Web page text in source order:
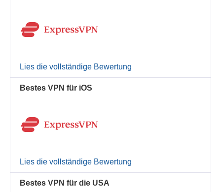
Lies die vollständige Bewertung
Bestes VPN für iOS
Lies die vollständige Bewertung
Bestes VPN für die USA